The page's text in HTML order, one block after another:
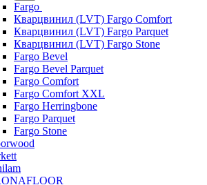
Fargo
Кварцвинил (LVT) Fargo Comfort
Кварцвинил (LVT) Fargo Parquet
Кварцвинил (LVT) Fargo Stone
Fargo Bevel
Fargo Bevel Parquet
Fargo Comfort
Fargo Comfort XXL
Fargo Herringbone
Fargo Parquet
Fargo Stone